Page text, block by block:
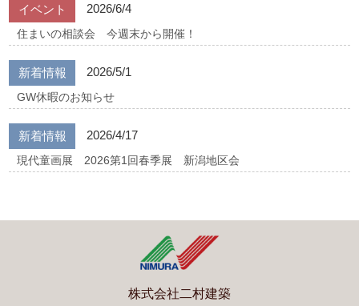
イベント 2026/6/4
住まいの相談会 今週末から開催！
新着情報 2026/5/1
GW休暇のお知らせ
新着情報 2026/4/17
現代童画展 2026第1回春季展 新潟地区会
株式会社二村建築